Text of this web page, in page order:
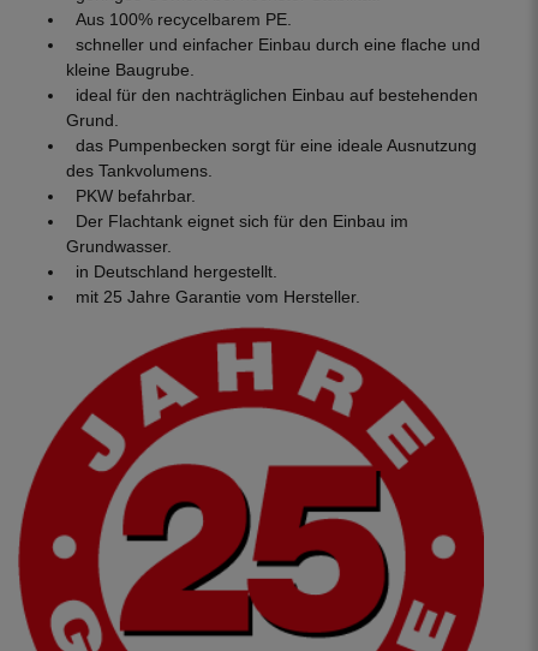
Aus 100% recycelbarem PE.
schneller und einfacher Einbau durch eine flache und
kleine Baugrube.
ideal für den nachträglichen Einbau auf bestehenden
Grund.
das Pumpenbecken sorgt für eine ideale Ausnutzung
des Tankvolumens.
PKW befahrbar.
Der Flachtank eignet sich für den Einbau im
Grundwasser.
in Deutschland hergestellt.
mit 25 Jahre Garantie vom Hersteller.